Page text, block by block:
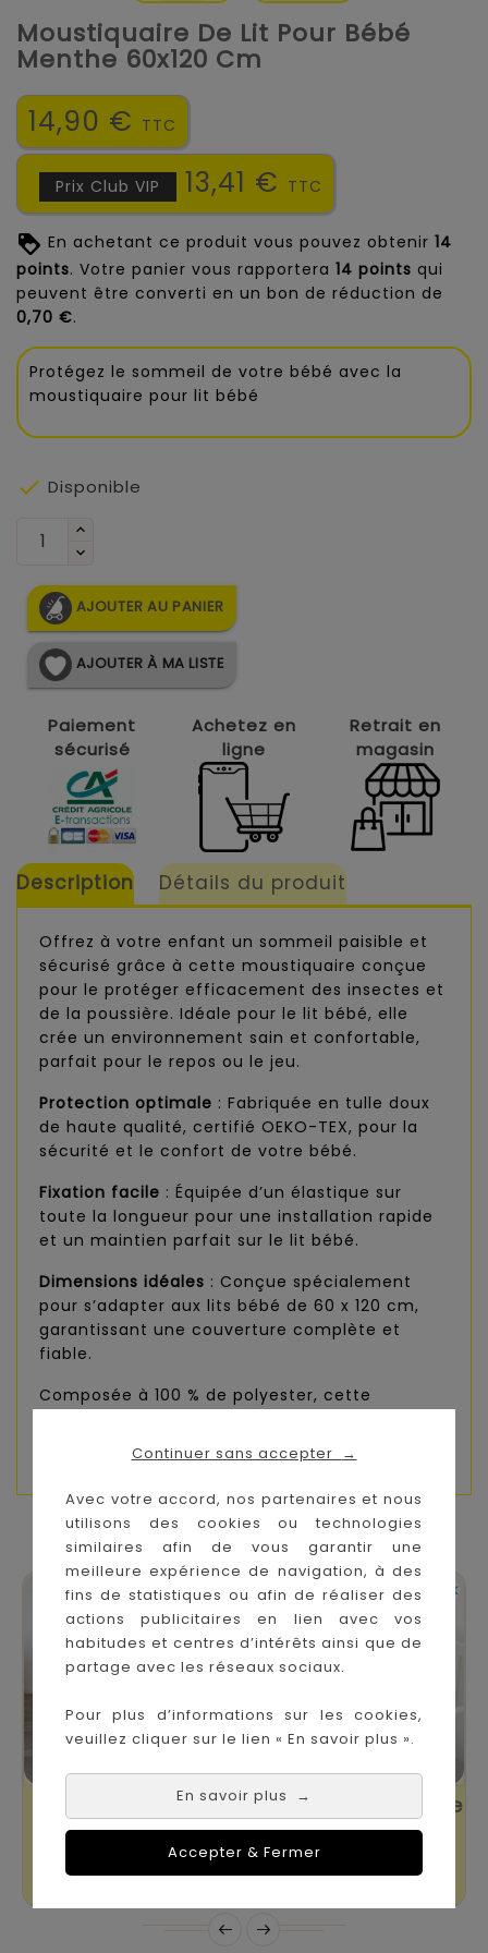
Continuer sans accepter →
Avec votre accord, nos partenaires et nous
utilisons des cookies ou technologies
similaires afin de vous garantir une
meilleure expérience de navigation, à des
fins de statistiques ou afin de réaliser des
actions publicitaires en lien avec vos
habitudes et centres d’intérêts ainsi que de
partage avec les réseaux sociaux.
Pour plus d’informations sur les cookies,
veuillez cliquer sur le lien « En savoir plus ».
En savoir plus →
Accepter & Fermer
Moustiquaire De Lit Pour Bébé
Menthe 60x120 Cm
14,90 € TTC
Prix Club VIP 13,41 € TTC
En achetant ce produit vous pouvez obtenir 14
points. Votre panier vous rapportera 14 points qui
peuvent être converti en un bon de réduction de
0,70 €.
Protégez le sommeil de votre bébé avec la
moustiquaire pour lit bébé
 Disponible
AJOUTER AU PANIER
AJOUTER À MA LISTE
Paiement
sécurisé
Achetez en
ligne
Retrait en
magasin
Description Détails du produit
Offrez à votre enfant un sommeil paisible et
sécurisé grâce à cette moustiquaire conçue
pour le protéger efficacement des insectes et
de la poussière. Idéale pour le lit bébé, elle
crée un environnement sain et confortable,
parfait pour le repos ou le jeu.
Protection optimale : Fabriquée en tulle doux
de haute qualité, certifié OEKO-TEX, pour la
sécurité et le confort de votre bébé.
Fixation facile : Équipée d’un élastique sur
toute la longueur pour une installation rapide
et un maintien parfait sur le lit bébé.
Dimensions idéales : Conçue spécialement
pour s’adapter aux lits bébé de 60 x 120 cm,
garantissant une couverture complète et
fiable.
Composée à 100 % de polyester, cette
protéger votre bébé en toutes circonstances.
VOUS AIMEREZ AUSSI
En stock
Ciel De Lit
Moustiquaire Blanc
Prix
34,90 €
 En stock
Moustiquaire Zippée
Lit Bébé 60*120cm
Prix
16,90 €